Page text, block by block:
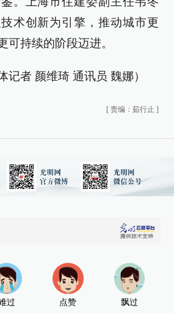
术创新为引擎，推动城市更
可持续的阶段迈进。
记者 颜维琦 通讯员 魏娜）
[ 责编：茹行止 ]
过 点赞 飘过